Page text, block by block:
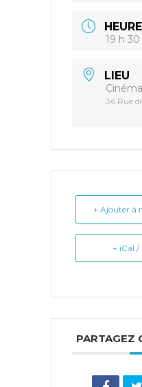
HEURE
19 h
LIEU
36 Rue
+ Ajouter à
+ iCal
PARTAGEZ